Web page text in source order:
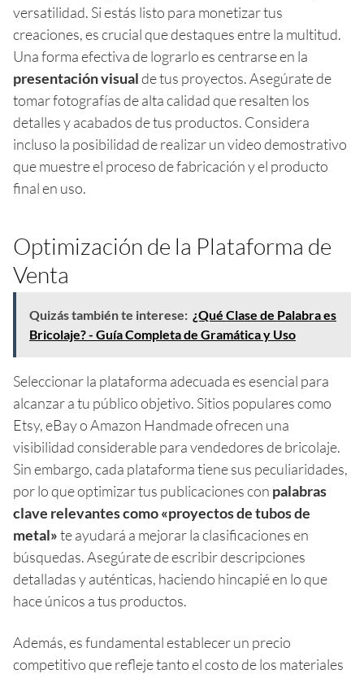
versatilidad. Si estás listo para monetizar tus
creaciones, es crucial que destaques entre la multitud.
Una forma efectiva de lograrlo es centrarse en la
presentación visualde tus proyectos. Asegúrate de
tomar fotografías de alta calidad que resalten los
detalles y acabados de tus productos. Considera
incluso la posibilidad de realizar un video demostrativo
que muestre el proceso de fabricación y el producto
final en uso.
Optimización de la Plataforma de
Venta
Quizás también te interese: ¿Qué Clase de Palabra es
Bricolaje? - Guía Completa de Gramática y Uso
Seleccionar la plataforma adecuada es esencial para
alcanzar a tu público objetivo. Sitios populares como
Etsy, eBay o Amazon Handmade ofrecen una
visibilidad considerable para vendedores de bricolaje.
Sin embargo, cada plataforma tiene sus peculiaridades,
por lo que optimizar tus publicaciones con palabras
clave relevantes como «proyectos de tubos de
metal»te ayudará a mejorar la clasificaciones en
búsquedas. Asegúrate de escribir descripciones
detalladas y auténticas, haciendo hincapié en lo que
hace únicos a tus productos.
Además, es fundamental establecer un precio
competitivo que refleje tanto el costo de los materiales